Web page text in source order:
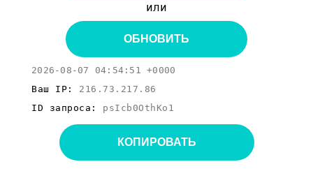
или
ОБНОВИТЬ
2026-08-07 04:54:51 +0000
Ваш IP: 216.73.217.86
ID запроса: psIcb0OthKo1
КОПИРОВАТЬ